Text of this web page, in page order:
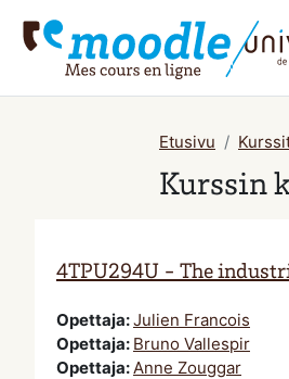
Etusivu
Kurssin
4TPU294U - The
Opettaja:Julien Francois
Opettaja: Bruno Vallespir
Opettaja:Anne Zouggar